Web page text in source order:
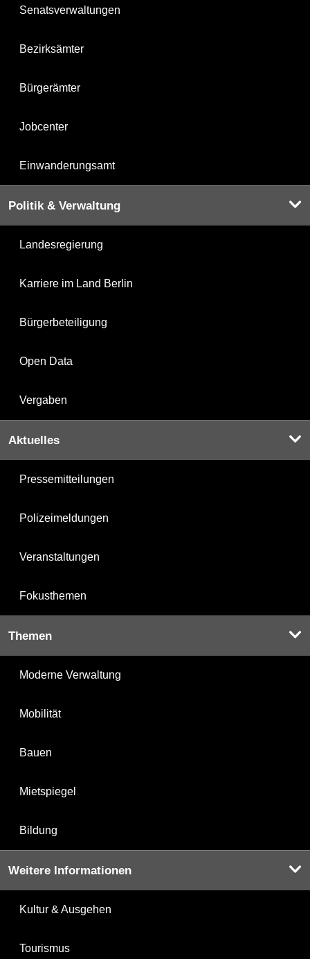
Senatsverwaltungen
Bezirksämter
Bürgerämter
Jobcenter
Einwanderungsamt
Politik & Verwaltung
Landesregierung
Karriere im Land Berlin
Bürgerbeteiligung
Open Data
Vergaben
Aktuelles
Pressemitteilungen
Polizeimeldungen
Veranstaltungen
Fokusthemen
Themen
Moderne Verwaltung
Mobilität
Bauen
Mietspiegel
Bildung
Weitere Informationen
Kultur & Ausgehen
Tourismus